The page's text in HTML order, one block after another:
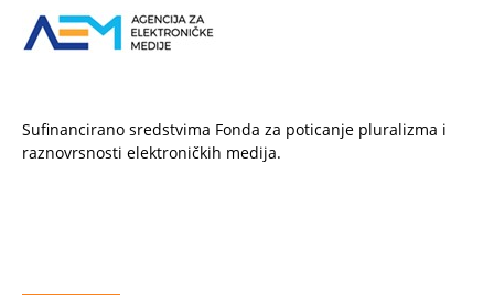
Sufinancirano sredstvima Fonda za poticanje pluralizma i
raznovrsnosti elektroničkih medija.